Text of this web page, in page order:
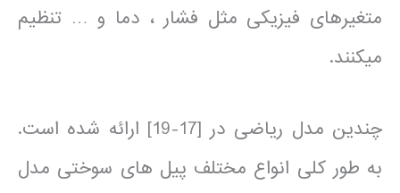
متغیرهای فیزیکی مثل فشار ، دما و … تنظیم
می­کنند.
چندین مدل ریاضی در [17-19] ارائه شده است.
به طور کلی انواع مختلف پیل های سوختی مدل